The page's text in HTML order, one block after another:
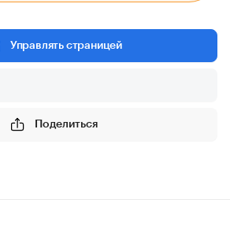
Управлять страницей
Поделиться